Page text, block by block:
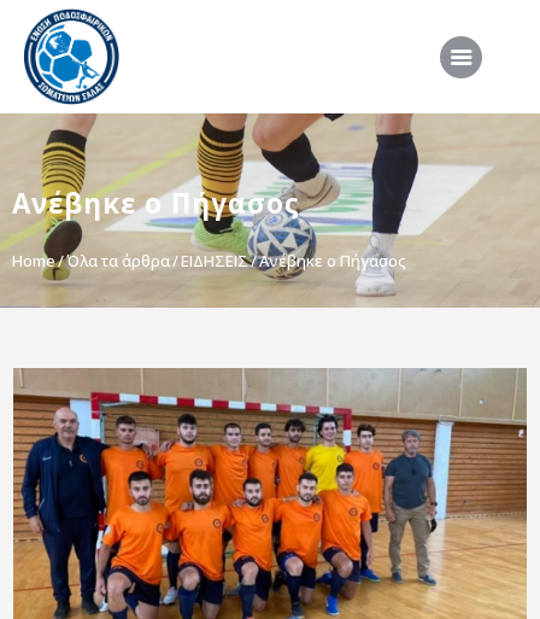
Ανέβηκε ο Πήγασος
Home Όλα τα άρθρα ΕΙΔΗΣΕΙΣ Ανέβηκε ο Πήγασος
ΑΡΧΙΚΗ
ΕΠΣΣ
ΔΙΟΡΓΑΝΩΣΕΙΣ
ΠΡΟΕΘΝΙΚΕΣ ΟΜΑΔΕΣ
ΣΥΝΕΝΤΕΥΞΕΙΣ
VIDEO
ΧΡΗΣΙΜΑ
ΑΡΧΕΙΟ
ΕΠΙΚΟΙΝΩΝΙΑ